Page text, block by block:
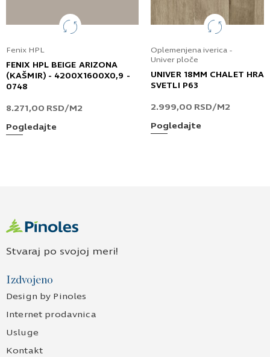
Fenix HPL
FENIX HPL BEIGE ARIZONA
(KAŠMIR) - 4200X1600X0,9 -
0748
8.271,00 RSD/M2
Pogledajte
Oplemenjena iverica -
Univer ploče
UNIVER 18MM CHALET
SVETLI P63
2.999,00 RSD/M2
Pogledajte
Stvaraj po svojoj meri!
Izdvojeno
Design by Pinoles
Internet prodavnica
Usluge
Kontakt